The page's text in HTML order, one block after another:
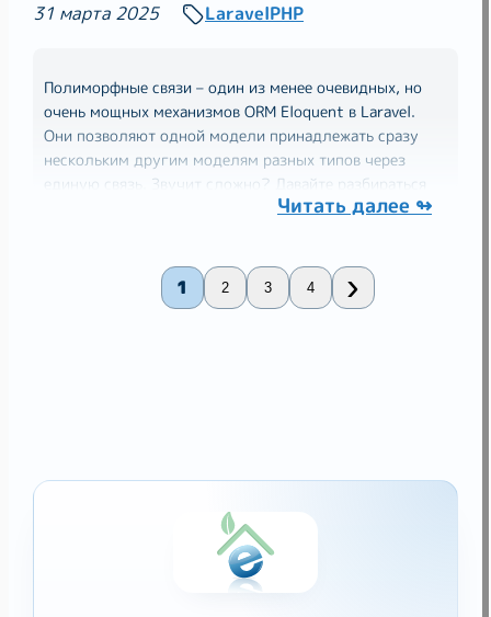
31 марта 2025 LaravelPHP
Полиморфные связи – один из менее очевидных, но
очень мощных механизмов ORM Eloquent в Laravel.
Они позволяют одной модели принадлежать сразу
нескольким другим моделям разных типов через
единую связь. Звучит сложно? Давайте разбираться
простым, разговорным языком – как если бы опытный
Читать далее ↬
1 2 3 4 ›